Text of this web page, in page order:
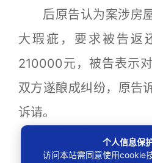
后原告认为案涉房屋
大瑕疵，要求被告返
210000元，被告表示
双方遂酿成纠纷，原告
诉请。
审理中，被告表示证
个人信息保
访问本站需同意使用cookie